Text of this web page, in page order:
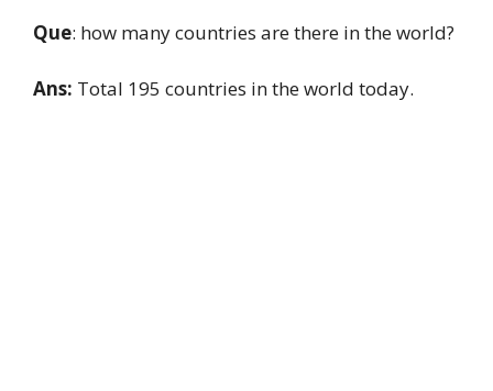
Que: how many countries are there in the world?
Ans: Total 195 countries in the world today.